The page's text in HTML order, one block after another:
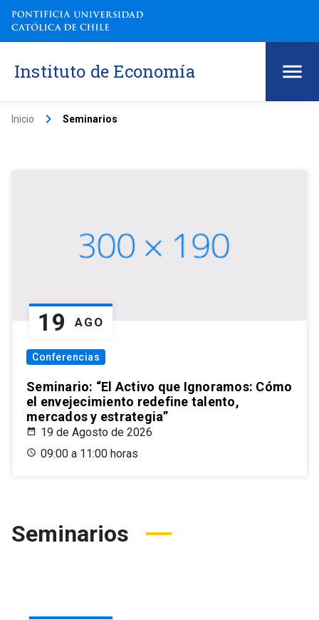
Instituto de Economía
Inicio keyboard_arrow_right Seminarios
19 AGO
Conferencias
Seminario: “El Activo que Ignoramos: Cómo
el envejecimiento redefine talento,
mercados y estrategia”
19 de Agosto de 2026
09:00 a 11:00 horas
Seminarios